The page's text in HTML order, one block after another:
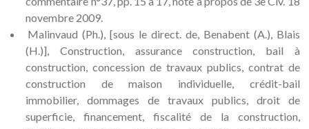
novembre 2009.
Malinvaud (Ph.), [sous le direct. de, Benabent (A.), Blais
(H.)], Construction, assurance construction, bail à
construction, concession de travaux publics, contrat de
construction de maison individuelle, crédit-bail
immobilier, dommages de travaux publics, droit de
superficie, financement, fiscalité de la construction,